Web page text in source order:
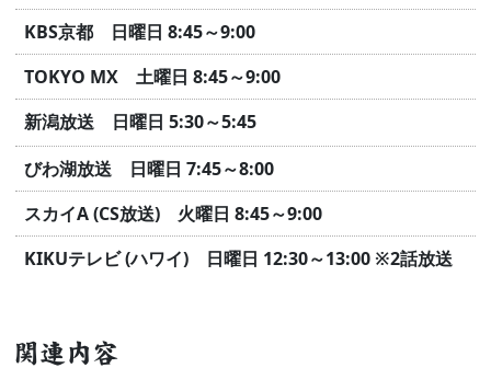
KBS京都 日曜日 8:45～9:00
TOKYO MX 土曜日 8:45～9:00
新潟放送 日曜日 5:30～5:45
びわ湖放送 日曜日 7:45～8:00
スカイA (CS放送) 火曜日 8:45～9:00
KIKUテレビ (ハワイ) 日曜日 12:30～13:00 ※2話放送
関連内容